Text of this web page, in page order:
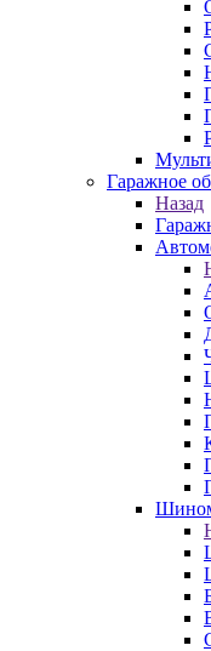
Гаражное
Назад